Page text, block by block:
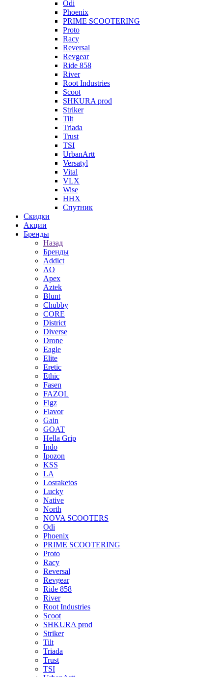
Odi
Phoenix
PRIME SCOOTERING
Proto
Racy
Reversal
Revgear
Ride 858
River
Root Industries
Scoot
SHKURA рrоd
Striker
Tilt
Triada
Trust
TSI
UrbanArtt
Versatyl
Vital
VLX
Wise
ННХ
Спутник
Скидки
Акции
Бренды
Назад
Бренды
Addict
AO
Apex
Aztek
Blunt
Chubby
CORE
District
Diverse
Drone
Eagle
Elite
Eretic
Ethic
Fasen
FAZOL
Figz
Flavor
Gain
GOAT
Hella Grip
Indo
Ipozon
KSS
LA
Losraketos
Lucky
Native
North
NOVA SCOOTERS
Odi
Phoenix
PRIME SCOOTERING
Proto
Racy
Reversal
Revgear
Ride 858
River
Root Industries
Scoot
SHKURA рrоd
Striker
Tilt
Triada
Trust
TSI